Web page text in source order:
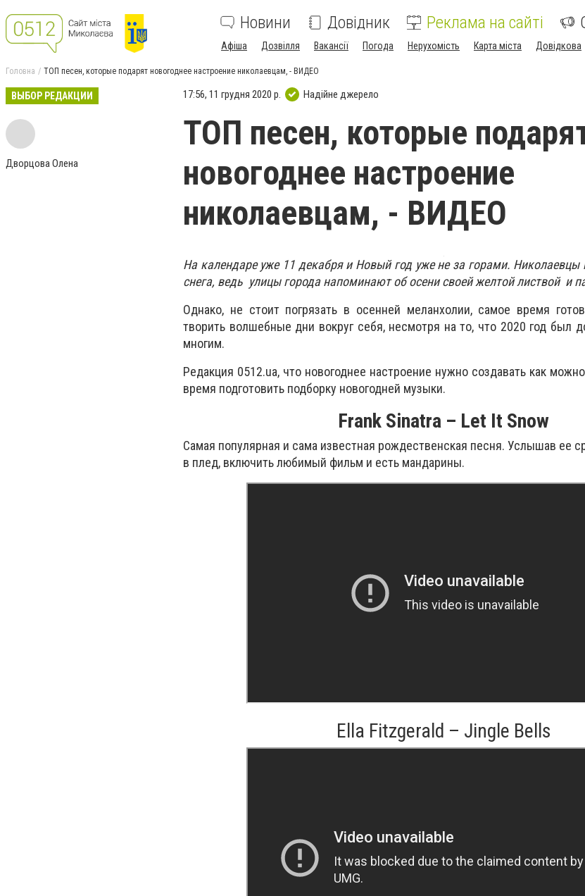
Новини Довідник Реклама на сайті
Афіша Дозвілля Вакансії Погода Нерухомість Карта міста Довідкова
Головна ТОП песен, которые подарят новогоднее настроение николаевцам, - ВИДЕО
ВЫБОР РЕДАКЦИИ
Дворцова Олена
17:56, 11 грудня 2020 р. Надійне джерело
ТОП песен, которые
новогоднее настроение
николаевцам, - ВИДЕО
На календаре уже 11 декабря и Новый год уже не за горами. Николаевцы
снега, ведь улицы города напоминают об осени своей желтой листвой и
Однако, не стоит погрязать в осенней меланхолии, самое время
творить волшебные дни вокруг себя, несмотря на то, что 2020 год был
многим.
Редакция 0512.ua, что новогоднее настроение нужно создавать как
время подготовить подборку новогодней музыки.
Frank Sinatra – Let It Snow
Самая популярная и сама известная рождественская песня. Услышав ее
в плед, включить любимый фильм и есть мандарины.
Ella Fitzgerald – Jingle Bells